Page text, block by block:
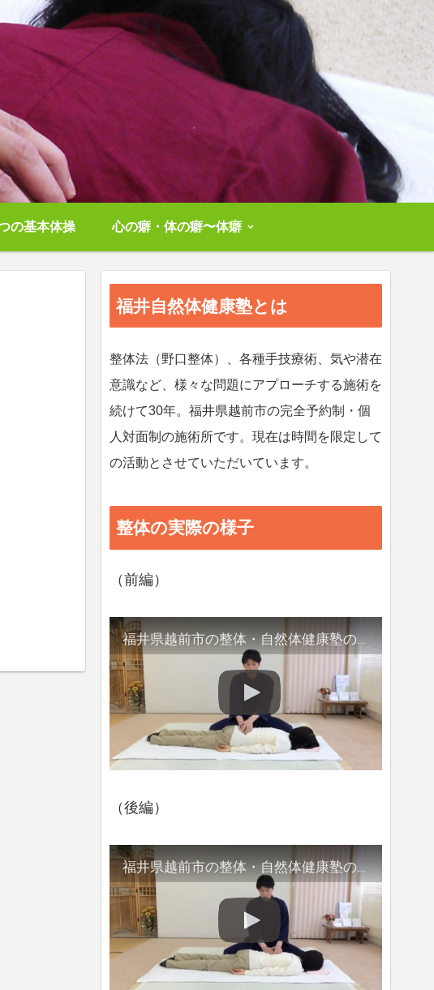
の基本体操 心の癖・体の癖〜体癖
福井自然体健康塾とは
整体法（野口整体）、各種手技療術、気や潜在
意識など、様々な問題にアプローチする施術を
続けて30年。福井県越前市の完全予約制・個
人対面制の施術所です。現在は時間を限定して
の活動とさせていただいています。
整体の実際の様子
（前編）
福井県越前市の整体・自然体健康塾の整体の様子（1）背骨の観察／骨盤他
（後編）
福井県越前市の整体・自然体健康塾の整体の様子（2）腹部や首など